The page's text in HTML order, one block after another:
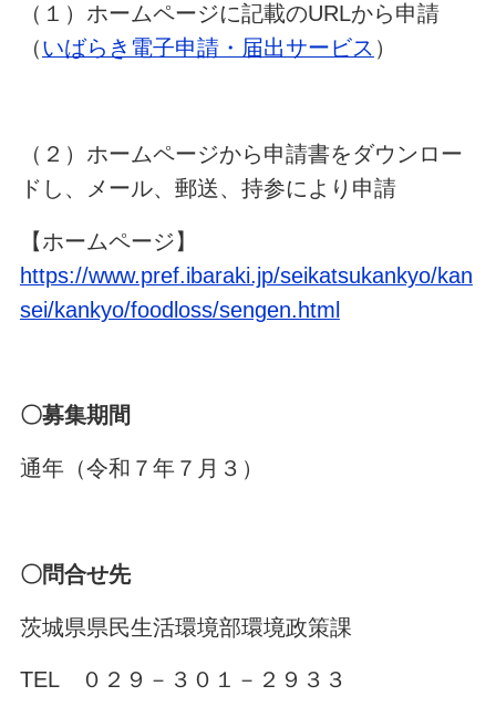
（１）ホームページに記載のURLから申請
（いばらき電子申請・届出サービス ）
（２）ホームページから申請書をダウンロー
ドし、メール、郵送、持参により申請
【ホームページ】
https://www.pref.ibaraki.jp/seikatsukankyo/kan
sei/kankyo/foodloss/sengen.html
〇募集期間
通年（令和７年７月３）
〇問合せ先
茨城県県民生活環境部環境政策課
TEL ０２９－３０１－２９３３